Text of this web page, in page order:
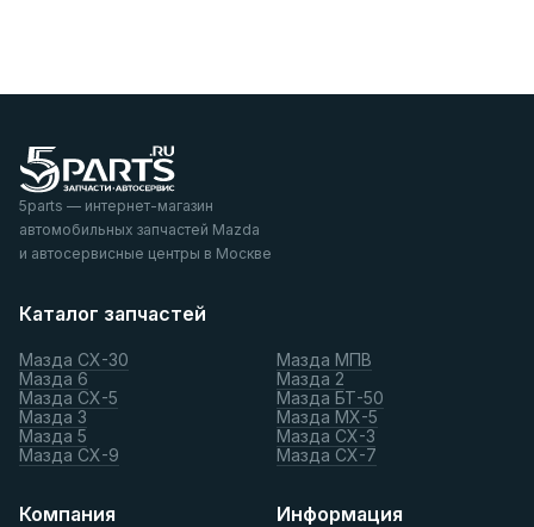
5parts — интернет-магазин
автомобильных запчастей Mazda
и автосервисные центры в Москве
Каталог запчастей
Мазда СХ-30
Мазда 6
Мазда СХ-5
Мазда 3
Мазда 5
Мазда СХ-9
Мазда МПВ
Мазда 2
Мазда БТ-50
Мазда МХ-5
Мазда СХ-3
Мазда СХ-7
Компания Информация